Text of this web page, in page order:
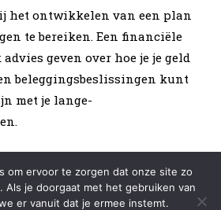
om ervoor te zorgen dat onze site zo
Als je doorgaat met het gebruiken van
er vanuit dat je ermee instemt.